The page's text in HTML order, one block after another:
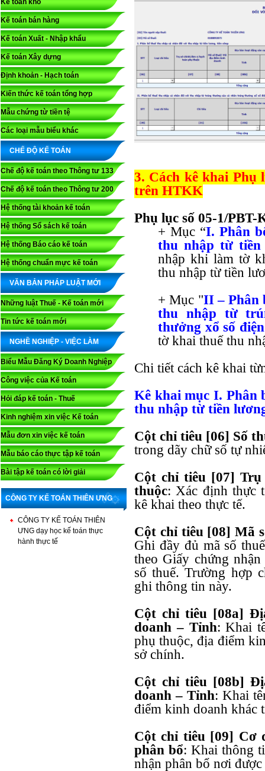
Kế toán kho
Kế toán bán hàng
Kế toán Xuất - Nhập khẩu
Kế toán Xây dựng
Định khoản - Hạch toán
Kiến thức kế toán tổng hợp
Mẫu chứng từ tiền tệ
Các loại mẫu biểu khác
CHẾ ĐỘ KẾ TOÁN
Chế độ kế toán theo Thông tư 133
Chế độ kế toán theo Thông tư 200
Hệ thống tài khoản kế toán
Hệ thống Sổ sách kế toán
Hệ thống Báo cáo kế toán
Hệ thống chuẩn mực kế toán
VĂN BẢN PHÁP LUẬT MỚI
Những luật Thuế - Kế toán mới
Tin tức kế toán mới
NGHỀ NGHIỆP - VIỆC LÀM
Biểu Mẫu Đăng Ký Doanh Nghiệp
Công việc của Kế toán
Hỏi đáp kế toán - Thuế
Kinh nghiệm xin việc Kế toán
Mẫu đơn xin việc kế toán
Mẫu báo cáo thực tập kế toán
Bài tập kế toán có lời giải
CÔNG TY KẾ TOÁN THIÊN ƯNG
CÔNG TY KẾ TOÁN THIÊN
ƯNG dạy học kế toán thực
hành thực tế
3. Cách kê khai Phụ
trên HTKK
Phụ lục số 05-1/
+ Mục “I. Phân
thu nhập từ tiền
nhập khi làm tờ
thu nhập từ tiền
+ Mục "II – Phân
thu nhập từ
thưởng xổ số
tờ khai thuế thu
Chi tiết cách kê khai
Kê khai mục I. Phân
thu nhập từ tiền
Cột chỉ tiêu [06] Số
trong dãy chữ số tự
Cột chỉ tiêu [07]
thuộc: Xác định thực
kê khai theo thực tế.
Cột chỉ tiêu [08] Mã
Ghi đầy đủ mã số
theo Giấy chứng
số thuế. Trường hợp
ghi thông tin này.
Cột chỉ tiêu [08a]
doanh – Tỉnh: Khai
phụ thuộc, địa điểm
sở chính.
Cột chỉ tiêu [08b]
doanh – Tỉnh: Khai
điểm kinh doanh khác
Cột chỉ tiêu [09] Cơ
phân bổ: Khai thông
nhận phân bổ nơi